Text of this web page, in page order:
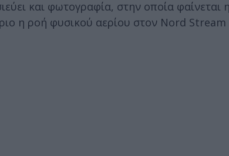
και φωτογραφία, στην οποία φαίνεται
η ροή φυσικού αερίου στον Nord Stream